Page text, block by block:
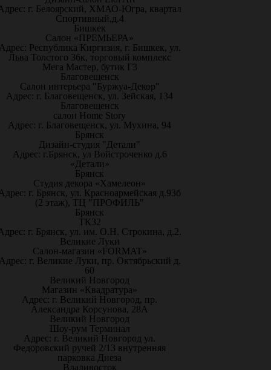
г. Белоярский, ХМАО-Югра, квартал
Спортивный,д.4
Бишкек
Салон «ПРЕМЬЕРА»
Республика Киргизия, г. Бишкек, ул.
Льва Толстого 36к, торговый комплекс
Мега Мастер, бутик Г3
Благовещенск
Салон интерьера "Буржуа-Декор"
Адрес: г. Благовещенск, ул. Зейская, 134
Благовещенск
салон Home Story
Адрес: г. Благовещенск, ул. Мухина, 94
Брянск
Дизайн-студия "Детали"
Адрес: г.Брянск, ул Войстроченко д.6
«Детали»
Брянск
Студия декора «Хамелеон»
г. Брянск, ул. Красноармейская д.93б
(2 этаж), ТЦ "ПРОФИЛЬ"
Брянск
ТК32
г. Брянск, ул. им. О.Н. Строкина, д.2.
Великие Луки
Салон-магазин «FORMAT»
г. Великие Луки, пр. Октябрьский д.
60
Великий Новгород
Магазин «Квадратура»
Адрес: г. Великий Новгород, пр.
Александра Корсунова, 28А
Великий Новгород
Шоу-рум Терминал
Адрес: г. Великий Новгород ул.
Федоровский ручей 2/13 внутренняя
парковка Диеза
Владивосток